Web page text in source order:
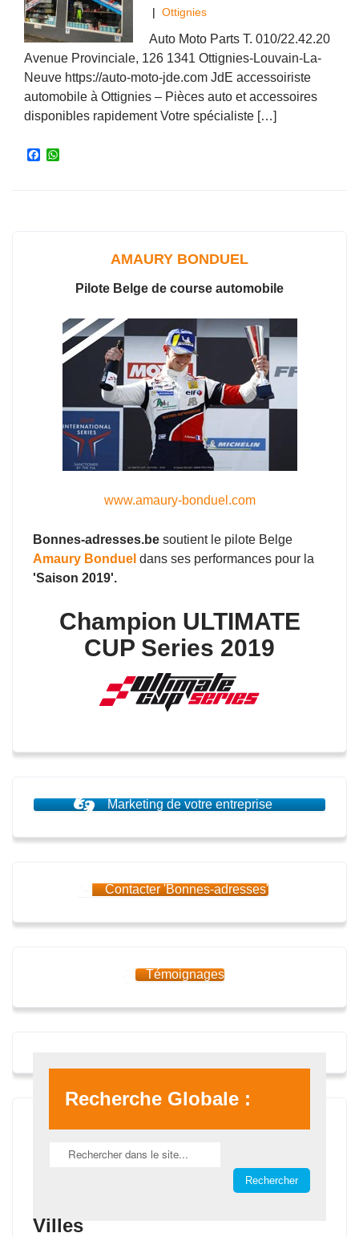
| Ottignies
Auto Moto Parts T. 010/22.42.20
Avenue Provinciale, 126 1341 Ottignies-Louvain-La-
Neuve https://auto-moto-jde.com JdE accessoiriste
automobile à Ottignies – Pièces auto et accessoires
disponibles rapidement Votre spécialiste […]
F
AMAURY BONDUEL
Pilote Belge de course automobile
www.amaury-bonduel.com
Bonnes-adresses.be soutient le pilote Belge
Amaury Bonduel dans ses performances pour la
'Saison 2019'.
Champion ULTIMATE
CUP Series 2019
Marketing de votre entreprise
Contacter 'Bonnes-adresses'
Témoignages
Recherche Globale :
Villes